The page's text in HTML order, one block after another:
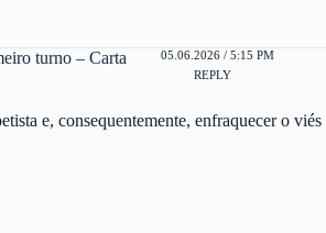
turno – Carta
05.06.2026 / 5:15 PM
REPLY
e, consequentemente, enfraquecer o viés